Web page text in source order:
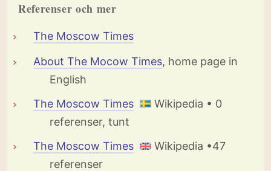
Referenser och mer
The Moscow Times
About The Mocow Times, home page in
English
The Moscow Times
Wikipedia • 0
referenser, tunt
The Moscow Times
Wikipedia •47
referenser